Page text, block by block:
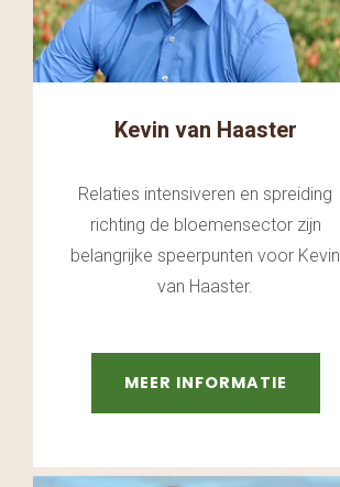
Kevin van Haaster
Relaties intensiveren en spreiding
richting de bloemensector zijn
belangrijke speerpunten voor Kevin
van Haaster.
MEER INFORMATIE